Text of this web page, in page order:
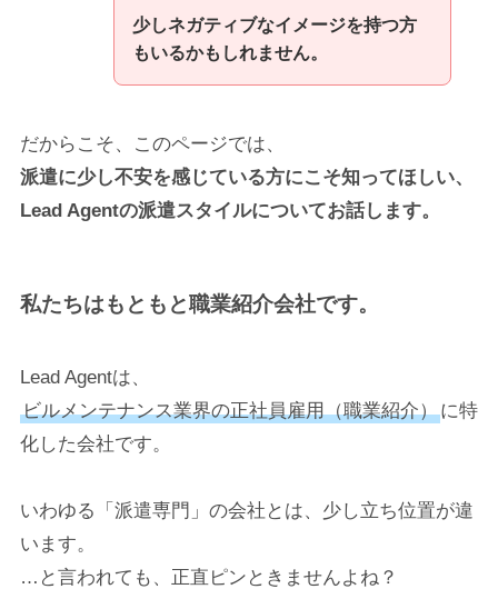
少しネガティブなイメージを持つ方
もいるかもしれません。
だからこそ、このページでは、
派遣に少し不安を感じている方にこそ知ってほしい、
Lead Agentの派遣スタイルについてお話します。
私たちはもともと職業紹介会社です。
Lead Agentは、
ビルメンテナンス業界の正社員雇用（職業紹介）に特
化した会社です。
いわゆる「派遣専門」の会社とは、少し立ち位置が違
います。
…と言われても、正直ピンときませんよね？